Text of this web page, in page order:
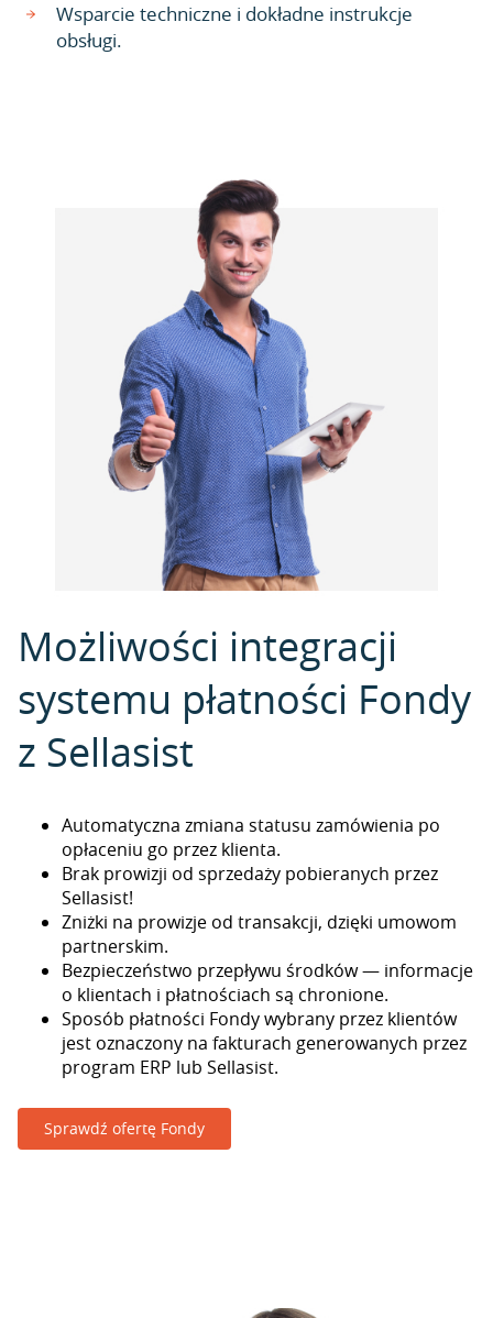
Wsparcie techniczne i dokładne instrukcje
obsługi.
Możliwości integracji
systemu płatności Fondy
z Sellasist
Automatyczna zmiana statusu zamówienia po
opłaceniu go przez klienta.
Brak prowizji od sprzedaży pobieranych przez
Sellasist!
Zniżki na prowizje od transakcji, dzięki umowom
partnerskim.
Bezpieczeństwo przepływu środków — informacje
o klientach i płatnościach są chronione.
Sposób płatności Fondy wybrany przez klientów
jest oznaczony na fakturach generowanych przez
program ERP lub Sellasist.
Sprawdź ofertę Fondy